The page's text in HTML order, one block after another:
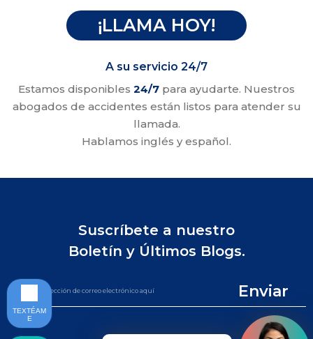
¡LLAMA HOY!
A su servicio 24/7
Estamos disponibles 24/7 para ayudarte. Nuestros
abogados de accidentes están listos para atender su
llamada.
Hablamos inglés y español.
Suscríbete a nuestro
Boletín y Últimos Blogs.
Enviar
TEXTÉAM
E